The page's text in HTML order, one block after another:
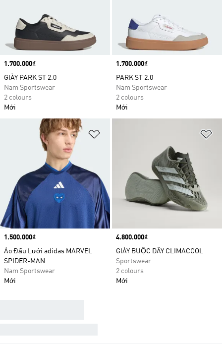
Price
1.700.000₫
GIÀY PARK ST 2.0
Nam Sportswear
2 colours
Mới
Price
1.700.000₫
PARK ST 2.0
Nam Sportswear
2 colours
Mới
Price
1.500.000₫
Áo Đấu Lưới adidas MARVEL
SPIDER-MAN
Nam Sportswear
Mới
Price
4.800.000₫
GIÀY BUỘC DÂY CLIMACOOL
Sportswear
2 colours
Mới